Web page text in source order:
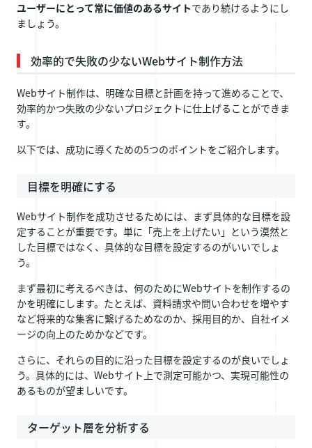
ユーザーにとって常に価値のあるサイトであり続けるようにし
ましょう。
効率的で失敗の少ないWebサイト制作方法
Webサイト制作は、明確な目標と計画を持って進めることで、
効率的かつ失敗の少ないプロジェクトに仕上げることができま
す。
以下では、成功に導くための5つのポイントをご紹介します。
目標を明確にする
Webサイト制作を成功させるためには、まず具体的な目標を設
定することが重要です。単に「売上を上げたい」という漠然と
した目標ではなく、具体的な目標を設定するのがいいでしょ
う。
まず最初に考えるべきは、何のためにWebサイトを制作するの
かを明確にします。たとえば、資料請求や問い合わせを増やす
など将来的な集客に繋げるためなのか、採用目的か、自社イメ
ージの向上のためかなどです。
さらに、それらの目的に沿った目標を設定するのが良いでしょ
う。具体的には、Webサイト上で測定可能かつ、実現可能性の
あるものが望ましいです。
ターゲット層を分析する